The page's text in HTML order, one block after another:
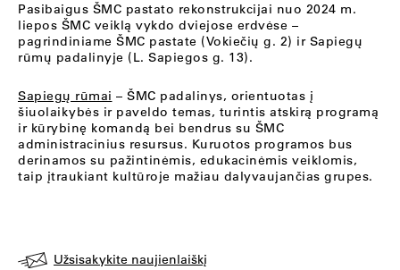
Pasibaigus ŠMC pastato rekonstrukcijai nuo 2024 m.
liepos ŠMC veiklą vykdo dviejose erdvėse –
pagrindiniame ŠMC pastate (Vokiečių g. 2) ir Sapiegų
rūmų padalinyje (L. Sapiegos g. 13).
Sapiegų rūmai – ŠMC padalinys, orientuotas į
šiuolaikybės ir paveldo temas, turintis atskirą programą
ir kūrybinę komandą bei bendrus su ŠMC
administracinius resursus. Kuruotos programos bus
derinamos su pažintinėmis, edukacinėmis veiklomis,
taip įtraukiant kultūroje mažiau dalyvaujančias grupes.
Užsisakykite naujienlaiškį